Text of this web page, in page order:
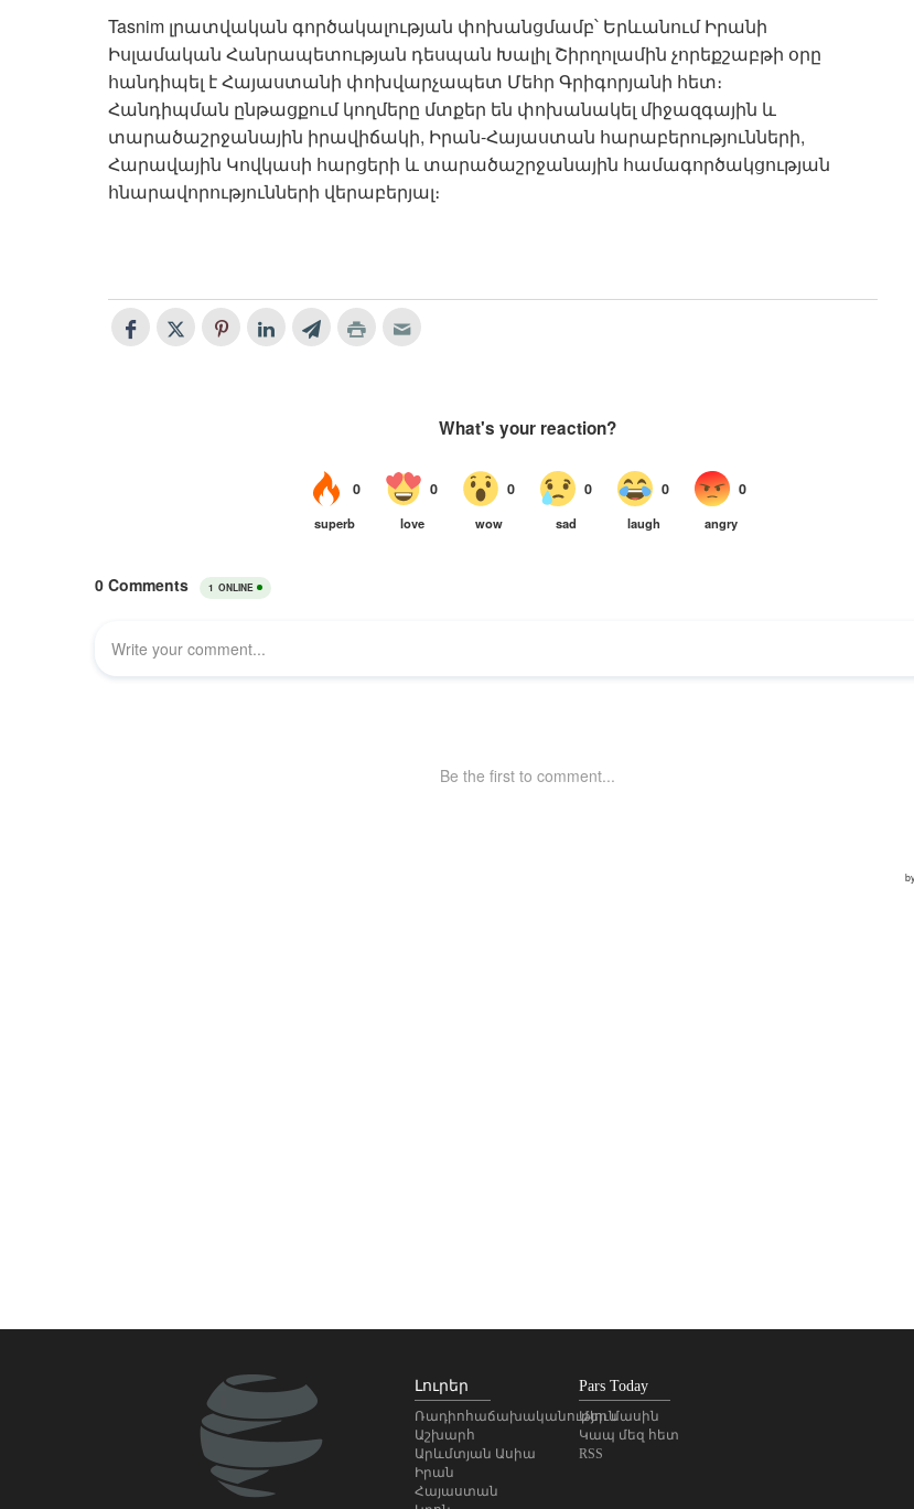
Tasnim լրատվական գործակալության փոխանցմամբ՝ Երևանում Իրանի
Իսլամական Հանրապետության դեսպան Խալիլ Շիրղոլամին չորեքշաբթի օրը
հանդիպել է Հայաստանի փոխվարչապետ Մեհր Գրիգորյանի հետ։
Հանդիպման ընթացքում կողմերը մտքեր են փոխանակել միջազգային և
տարածաշրջանային իրավիճակի, Իրան-Հայաստան հարաբերությունների,
Հարավային Կովկասի հարցերի և տարածաշրջանային համագործակցության
հնարավորությունների վերաբերյալ։
Լուրեր
Ռադիոհաճախականություն
Աշխարհ
Արևմտյան Ասիա
Իրան
Հայաստան
Pars Today
Մեր մասին
Կապ մեզ հետ
RSS